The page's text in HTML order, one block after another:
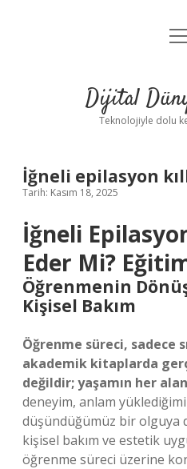
Yasal
Dijital
Teknolojiyle dolu
İğneli epilasyon
Tarih: Kasım 18, 2025
İğneli
Eder Mi?
Öğrenmenin
Kişisel Bakım
Öğrenme süreci, sadece
akademik kitaplarda
değildir; yaşamın her
deneyim, anlam
düşündüğümüz bir olguya
kişisel bakım ve estetik
öğrenme süreci üzerine